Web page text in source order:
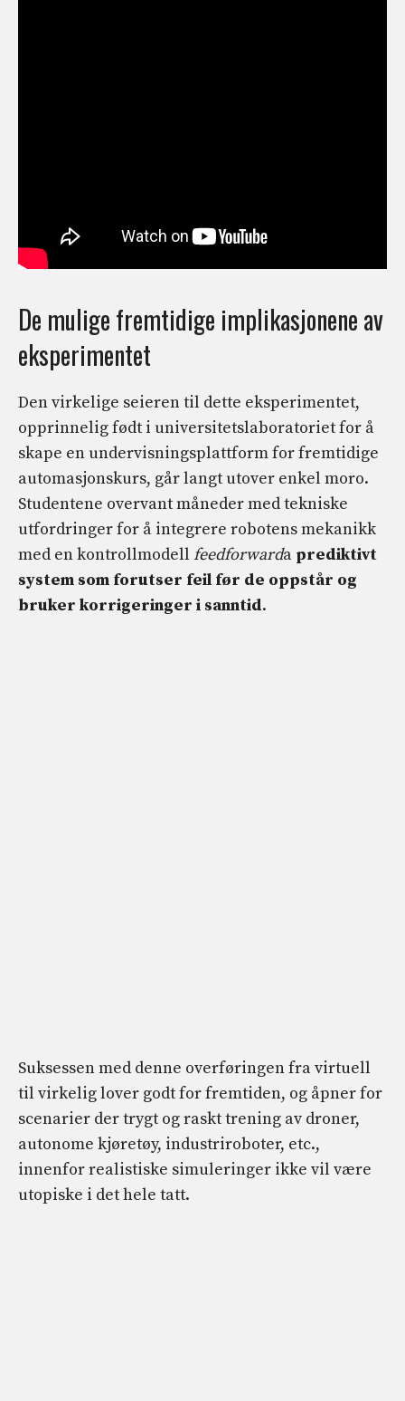
De mulige fremtidige implikasjonene av
eksperimentet
Den virkelige seieren til dette eksperimentet,
opprinnelig født i universitetslaboratoriet for å
skape en undervisningsplattform for fremtidige
automasjonskurs, går langt utover enkel moro.
Studentene overvant måneder med tekniske
utfordringer for å integrere robotens mekanikk
med en kontrollmodell feedforwarda prediktivt
system som forutser feil før de oppstår og
bruker korrigeringer i sanntid.
Suksessen med denne overføringen fra virtuell
til virkelig lover godt for fremtiden, og åpner for
scenarier der trygt og raskt trening av droner,
autonome kjøretøy, industriroboter, etc.,
innenfor realistiske simuleringer ikke vil være
utopiske i det hele tatt.